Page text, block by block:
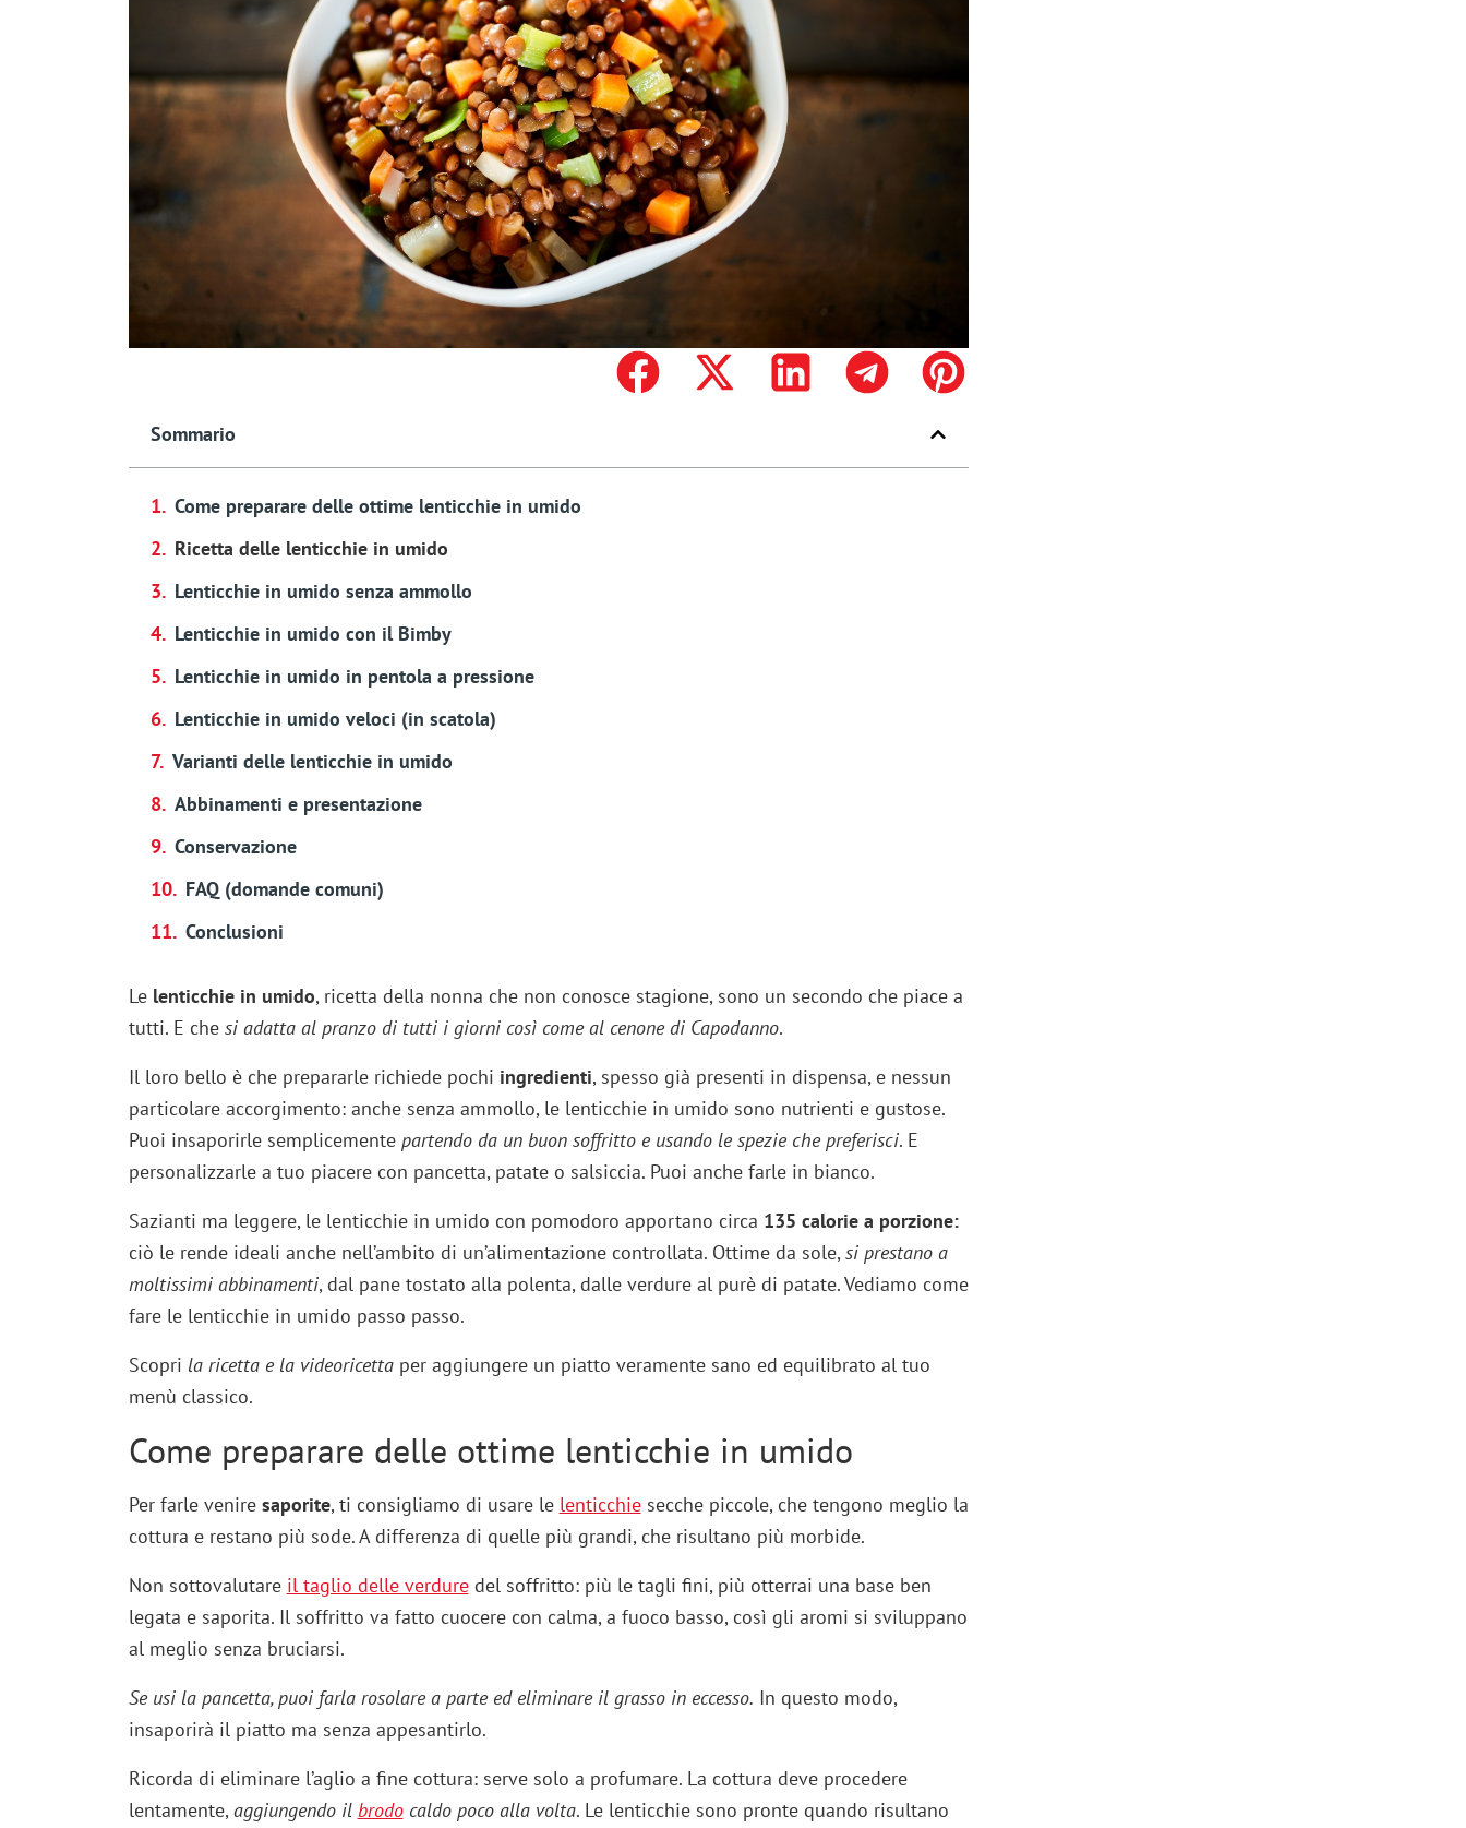
Sommario
Come preparare delle ottime lenticchie in umido
Ricetta delle lenticchie in umido
Lenticchie in umido senza ammollo
Lenticchie in umido con il Bimby
Lenticchie in umido in pentola a pressione
Lenticchie in umido veloci (in scatola)
Varianti delle lenticchie in umido
Abbinamenti e presentazione
Conservazione
FAQ (domande comuni)
Conclusioni
Le lenticchie in umido, ricetta della nonna che non conosce stagione, sono un secondo che piace a
tutti. E che si adatta al pranzo di tutti i giorni così come al cenone di Capodanno.
Il loro bello è che prepararle richiede pochi ingredienti, spesso già presenti in dispensa, e nessun
particolare accorgimento: anche senza ammollo, le lenticchie in umido sono nutrienti e gustose.
Puoi insaporirle semplicemente partendo da un buon soffritto e usando le spezie che preferisci. E
personalizzarle a tuo piacere con pancetta, patate o salsiccia. Puoi anche farle in bianco.
Sazianti ma leggere, le lenticchie in umido con pomodoro apportano circa 135 calorie a porzione:
ciò le rende ideali anche nell’ambito di un’alimentazione controllata. Ottime da sole,si prestano a
moltissimi abbinamenti, dal pane tostato alla polenta, dalle verdure al purè di patate. Vediamo come
fare le lenticchie in umido passo passo.
Scopri la ricetta e la videoricettaper aggiungere un piatto veramente sano ed equilibrato al tuo
menù classico.
Come preparare delle ottime lenticchie in umido
Per farle venire saporite, ti consigliamo di usare le lenticchiesecche piccole, che tengono meglio la
cottura e restano più sode. A differenza di quelle più grandi, che risultano più morbide.
Non sottovalutare il taglio delle verduredel soffritto: più le tagli fini, più otterrai una base ben
legata e saporita. Il soffritto va fatto cuocere con calma, a fuoco basso, così gli aromi si sviluppano
al meglio senza bruciarsi.
Se usi la pancetta, puoi farla rosolare a parte ed eliminare il grasso in eccesso. In questo modo,
insaporirà il piatto ma senza appesantirlo.
Ricorda di eliminare l’aglio a fine cottura: serve solo a profumare. La cottura deve procedere
lentamente,aggiungendo il brodocaldo poco alla volta. Le lenticchie sono pronte quando risultano